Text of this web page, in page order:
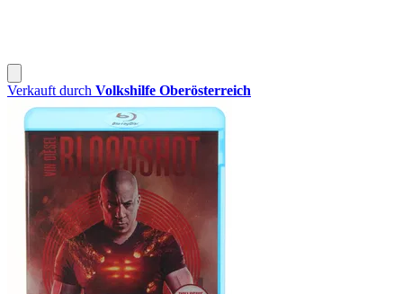
Verkauft durch Volkshilfe Oberösterreich